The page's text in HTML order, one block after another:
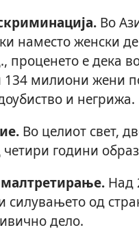
Во
наместо женски
проценето е дека
милиони жени
и негрижа.
Во целиот свет,
години
Над
силувањето од
дело.